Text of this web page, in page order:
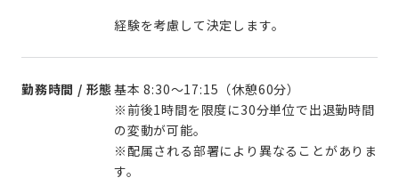
経験を考慮して決定します。
勤務時間 / 形態基本 8:30～17:15（休憩60分）
※前後1時間を限度に30分単位で出退勤時間
の変動が可能。
※配属される部署により異なることがありま
す。